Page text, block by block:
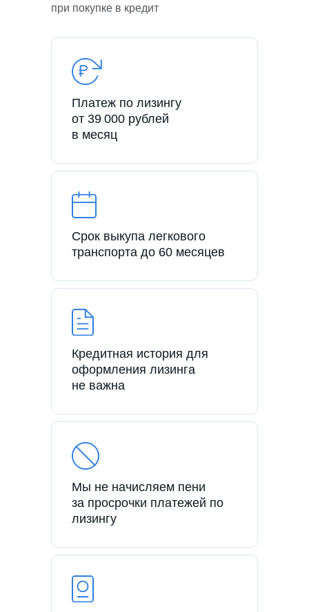
при покупке в кредит
Платеж по лизингу
от 39 000 рублей
в месяц
Срок выкупа легкового
транспорта до 60 месяцев
Кредитная история для
оформления лизинга
не важна
Мы не начисляем пени
за просрочки платежей по
лизингу